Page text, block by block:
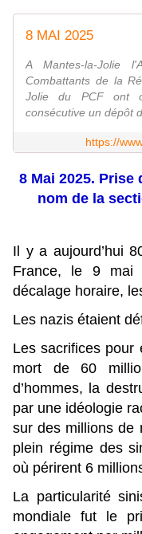
8 MAI 2025
A Mantes-la-Jolie
Combattants de la
Jolie du PCF ont
consécutive un dépôt
https://
8 Mai 2025. Prise
nom de la
Il y a aujourd’hui
France, le 9
décalage horaire,
Les nazis étaient
Les sacrifices pour
mort de 60
d’hommes, la
par une idéologie
sur des millions de
plein régime des
où périrent 6
La particularité
mondiale fut le